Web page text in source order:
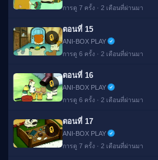
การดู 7 ครั้ง · 2 เดือนที่ผ่านมา
🔒
ตอนที่ 15
ANI-BOX PLAY
การดู 6 ครั้ง · 2 เดือนที่ผ่านมา
🔒
ตอนที่ 16
ANI-BOX PLAY
การดู 6 ครั้ง · 2 เดือนที่ผ่านมา
🔒
ตอนที่ 17
ANI-BOX PLAY
การดู 7 ครั้ง · 2 เดือนที่ผ่านมา